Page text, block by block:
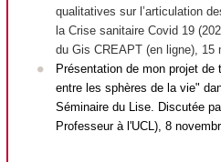
qualitatives sur l’articulation
la Crise sanitaire Covid 19
du Gis CREAPT (en ligne), 15
Présentation de mon projet
entre les sphères de la vie"
Séminaire du Lise. Discutée
Professeur à l'UCL), 8